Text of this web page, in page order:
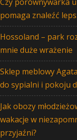
pomaga znaleźć
Hossoland – park
mnie duże wrażenie
Sklep meblowy
do sypialni i pokoju
Jak obozy
wakacje w
przyjaźni?